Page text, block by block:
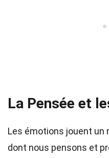
La Pensée et
Les émotions jouent un
dont nous pensons et